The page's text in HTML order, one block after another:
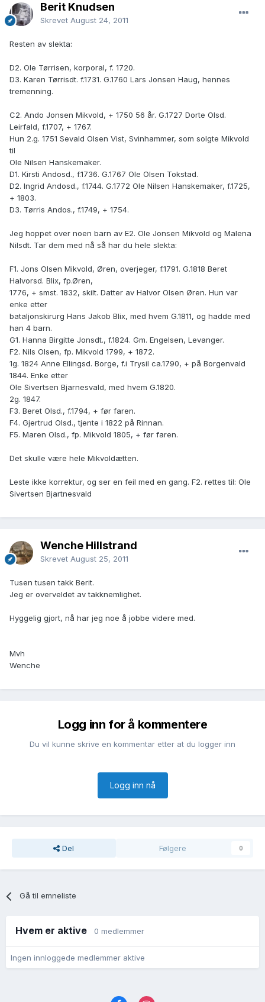
Berit Knudsen
Skrevet August 24, 2011
Resten av slekta:
D2. Ole Tørrisen, korporal, f. 1720.
D3. Karen Tørrisdt. f.1731. G.1760 Lars Jonsen Haug, hennes
tremenning.
C2. Ando Jonsen Mikvold, + 1750 56 år. G.1727 Dorte Olsd.
Leirfald, f.1707, + 1767.
Hun 2.g. 1751 Sevald Olsen Vist, Svinhammer, som solgte Mikvold
til
Ole Nilsen Hanskemaker.
D1. Kirsti Andosd., f.1736. G.1767 Ole Olsen Tokstad.
D2. Ingrid Andosd., f.1744. G.1772 Ole Nilsen Hanskemaker, f.1725,
+ 1803.
D3. Tørris Andos., f.1749, + 1754.
Jeg hoppet over noen barn av E2. Ole Jonsen Mikvold og Malena
Nilsdt. Tar dem med nå så har du hele slekta:
F1. Jons Olsen Mikvold, Øren, overjeger, f.1791. G.1818 Beret
Halvorsd. Blix, fp.Øren,
1776, + smst. 1832, skilt. Datter av Halvor Olsen Øren. Hun var
enke etter
bataljonskirurg Hans Jakob Blix, med hvem G.1811, og hadde med
han 4 barn.
G1. Hanna Birgitte Jonsdt., f.1824. Gm. Engelsen, Levanger.
F2. Nils Olsen, fp. Mikvold 1799, + 1872.
1g. 1824 Anne Ellingsd. Borge, f.i Trysil ca.1790, + på Borgenvald
1844. Enke etter
Ole Sivertsen Bjarnesvald, med hvem G.1820.
2g. 1847.
F3. Beret Olsd., f.1794, + før faren.
F4. Gjertrud Olsd., tjente i 1822 på Rinnan.
F5. Maren Olsd., fp. Mikvold 1805, + før faren.
Det skulle være hele Mikvoldætten.
Leste ikke korrektur, og ser en feil med en gang. F2. rettes til: Ole
Sivertsen Bjartnesvald
Wenche Hillstrand
Skrevet August 25, 2011
Tusen tusen takk Berit.
Jeg er overveldet av takknemlighet.
Hyggelig gjort, nå har jeg noe å jobbe videre med.
Mvh
Wenche
Logg inn for å kommentere
Du vil kunne skrive en kommentar etter at du logger inn
Logg inn nå
Del Følgere 0
Gå til emneliste
Hvem er aktive 0 medlemmer
Ingen innloggede medlemmer aktive